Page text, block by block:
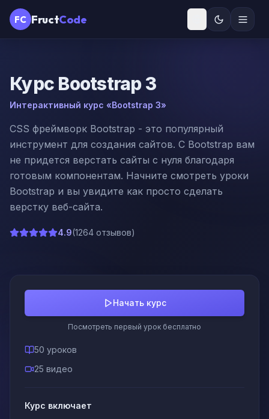
FC FructCode
Курс Bootstrap 3
Интерактивный курс «Bootstrap 3»
CSS фреймворк Bootstrap - это популярный
инструмент для создания сайтов. С Bootstrap вам
не придется верстать сайты с нуля благодаря
готовым компонентам. Начните смотреть уроки
Bootstrap и вы увидите как просто сделать
верстку веб-сайта.
4.9(1264 отзывов)
Начать курс
Посмотреть первый урок бесплатно
50 уроков
25 видео
Курс включает